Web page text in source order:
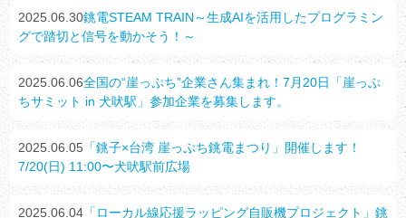
2025.06.30銚電STEAM TRAIN～生成AIを活用したプログラミン
グで踏切と信号を動かそう！～
2025.06.06全国の“崖っぷち”企業さん集まれ！7月20日「崖っぷ
ちサミット in 犬吠駅」参加企業を募集します。
2025.06.05 「銚子×台湾 崖っぷち銚電まつり」開催します！
7/20(日) 11:00〜犬吠駅前広場
2025.06.04 「ローカル線応援ラッピング自販機プロジェクト」銚